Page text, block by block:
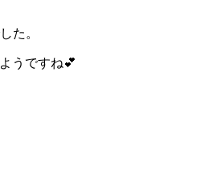
た。
うですね💕